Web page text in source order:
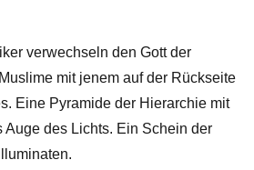
verwechseln den Gott der
mit jenem auf der Rückseite
Eine Pyramide der Hierarchie mit
Auge des Lichts. Ein Schein der